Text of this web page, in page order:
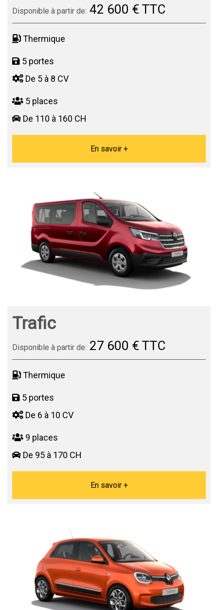
Disponible à partir de: 42 600 € TTC
Thermique
5 portes
De 5 à 8 CV
5 places
De 110 à 160 CH
En savoir +
Trafic
Disponible à partir de: 27 600 € TTC
Thermique
5 portes
De 6 à 10 CV
9 places
De 95 à 170 CH
En savoir +